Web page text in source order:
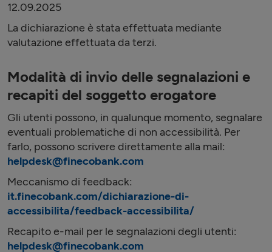
12.09.2025
La dichiarazione è stata effettuata mediante
valutazione effettuata da terzi.
Modalità di invio delle segnalazioni e
recapiti del soggetto erogatore
Gli utenti possono, in qualunque momento, segnalare
eventuali problematiche di non accessibilità. Per
farlo, possono scrivere direttamente alla mail:
helpdesk@finecobank.com
Meccanismo di feedback:
it.finecobank.com/dichiarazione-di-
accessibilita/feedback-accessibilita/
Recapito e-mail per le segnalazioni degli utenti:
helpdesk@finecobank.com